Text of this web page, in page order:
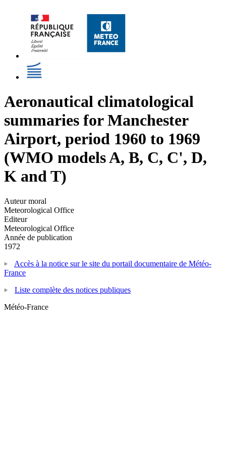
Aeronautical climatological
summaries for Manchester
Airport, period 1960 to 1969
(WMO models A, B, C, C', D,
K and T)
Auteur moral
Meteorological Office
Editeur
Meteorological Office
Année de publication
1972
Accès à la notice sur le site du portail documentaire de Météo-
France
Liste complète des notices publiques
Météo-France